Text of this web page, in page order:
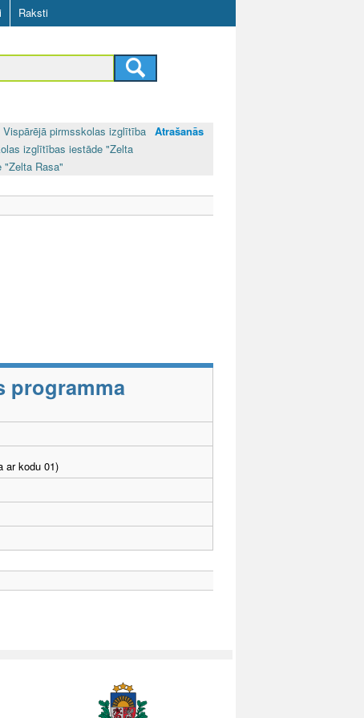
Raksti
Vispārējā pirmsskolas izglītība Atrašanās
izglītības iestāde "Zelta
Rasa"
programma
ar kodu 01)